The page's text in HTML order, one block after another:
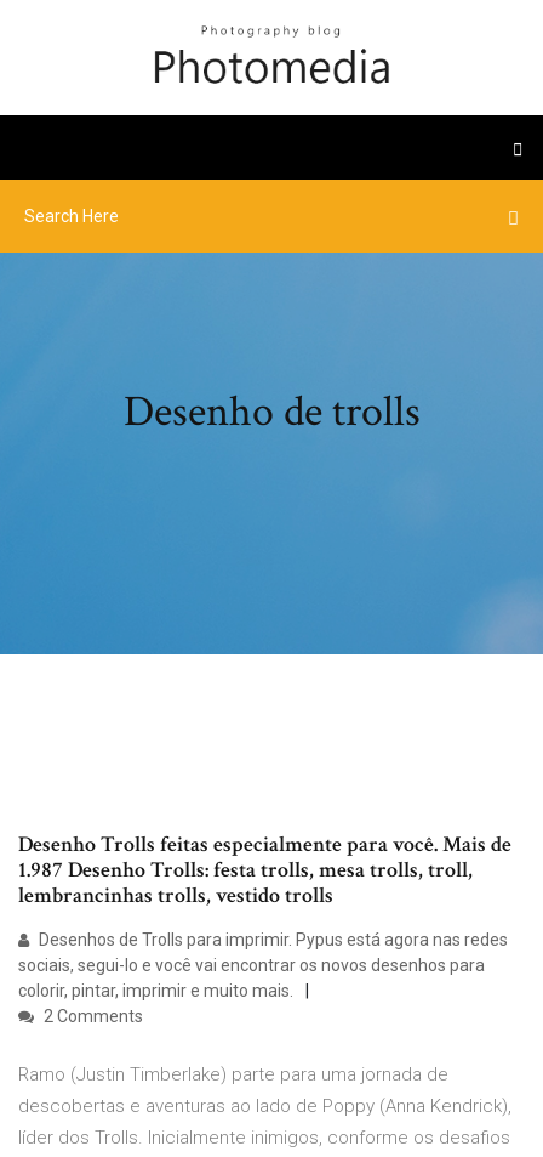
Desenho de trolls
Desenho Trolls feitas especialmente para você. Mais de
1.987 Desenho Trolls: festa trolls, mesa trolls, troll,
lembrancinhas trolls, vestido trolls
Desenhos de Trolls para imprimir. Pypus está agora nas redes
sociais, segui-lo e você vai encontrar os novos desenhos para
colorir, pintar, imprimir e muito mais.
2 Comments
Ramo (Justin Timberlake) parte para uma jornada de
descobertas e aventuras ao lado de Poppy (Anna Kendrick),
líder dos Trolls. Inicialmente inimigos, conforme os desafios